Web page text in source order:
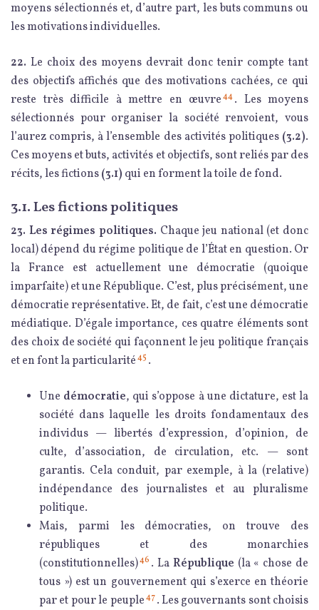
moyens sélectionnés et, d’autre part, les buts communs ou
les motivations individuelles.
22. Le choix des moyens devrait donc tenir compte tant
des objectifs affichés que des motivations cachées, ce qui
reste très difficile à mettre en œuvre44. Les moyens
sélectionnés pour organiser la société renvoient, vous
l’aurez compris, à l’ensemble des activités politiques (3.2).
Ces moyens et buts, activités et objectifs, sont reliés par des
récits, les fictions(3.1) qui en forment la toile de fond.
3.1. Les fictions politiques
23. Les régimes politiques. Chaque jeu national (et donc
local) dépend du régime politique de l’État en question. Or
la France est actuellement une démocratie (quoique
imparfaite) et une République. C’est, plus précisément, une
démocratie représentative. Et, de fait, c’est une démocratie
médiatique. D’égale importance, ces quatre éléments sont
des choix de société qui façonnent le jeu politique français
et en font la particularité45 .
Une démocratie, qui s’oppose à une dictature, est la
société dans laquelle les droits fondamentaux des
individus — libertés d’expression, d’opinion, de
culte, d’association, de circulation, etc. — sont
garantis. Cela conduit, par exemple, à la (relative)
indépendance des journalistes et au pluralisme
politique.
Mais, parmi les démocraties, on trouve des
républiques et des monarchies
(constitutionnelles)46 . La République (la « chose de
tous ») est un gouvernement qui s’exerce en théorie
par et pour le peuple47 . Les gouvernants sont choisis